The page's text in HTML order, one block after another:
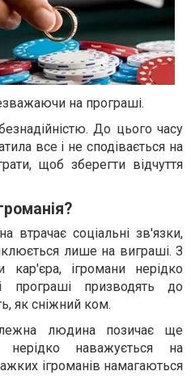
на програші.
До цього часу
все і не сподівається на
щоб зберегти відчуття
втрачає соціальні зв'язки,
лише на виграші. З
кар'єра, ігромани нерідко
програші призводять до
як сніжний ком.
людина позичає ще
наважується на
ігроманів намагаються